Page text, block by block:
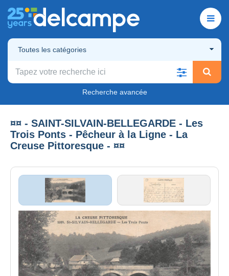
Toutes les catégories
Recherche avancée
¤¤ - SAINT-SILVAIN-BELLEGARDE - Les
Trois Ponts - Pêcheur à la Ligne - La
Creuse Pittoresque - ¤¤